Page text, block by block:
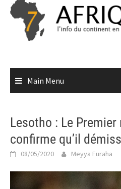
Skip
content
Main Menu
Lesotho : Le
confirme qu’il
08/05/2020 Meyya Furaha